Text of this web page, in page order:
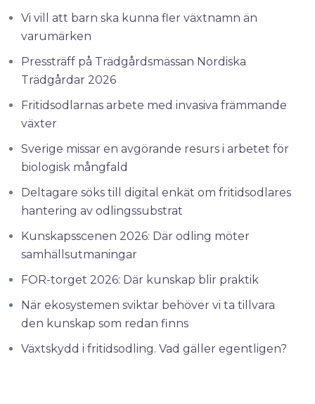
Vi vill att barn ska kunna fler växtnamn än
varumärken
Pressträff på Trädgårdsmässan Nordiska
Trädgårdar 2026
Fritidsodlarnas arbete med invasiva främmande
växter
Sverige missar en avgörande resurs i arbetet för
biologisk mångfald
Deltagare söks till digital enkät om fritidsodlares
hantering av odlingssubstrat
Kunskapsscenen 2026: Där odling möter
samhällsutmaningar
FOR-torget 2026: Där kunskap blir praktik
När ekosystemen sviktar behöver vi ta tillvara
den kunskap som redan finns
Växtskydd i fritidsodling. Vad gäller egentligen?